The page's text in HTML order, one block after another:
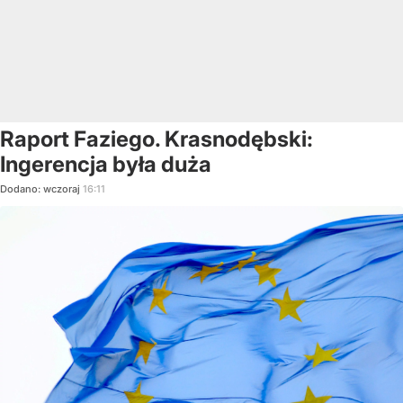
Raport Faziego. Krasnodębski:
Ingerencja była duża
Dodano: wczoraj 16:11